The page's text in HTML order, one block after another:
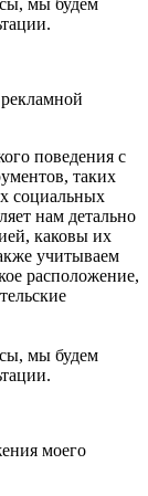
мы будем
поведения с
таких
социальных
нам детально
каковы их
учитываем
расположение,
мы будем
моего